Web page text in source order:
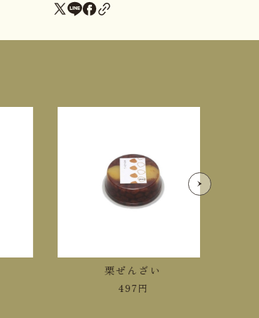
栗ぜんざい
497円